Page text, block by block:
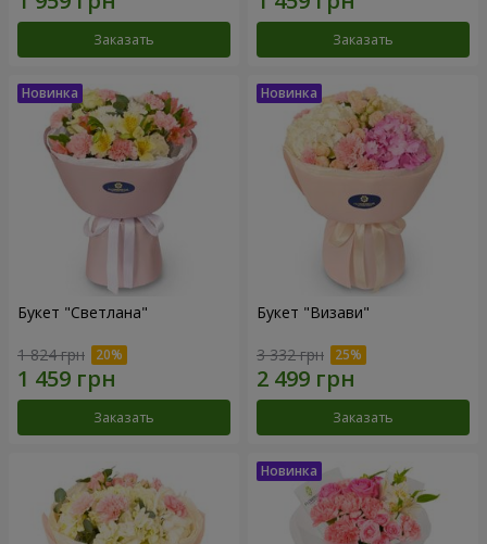
Заказать Заказать
Букет "Светлана"
1 824 грн
Заказать
Букет "Визави"
3 332 грн
Заказать